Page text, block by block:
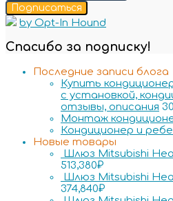
Подписаться
by Opt-In Hound
Спасибо за подписку!
Последние записи блога
Купить
с установкой,
отзывы, описания
Монтаж
Кондиционер и
Новые товары
Шлюз Mitsubishi
513,380₽
Шлюз Mitsubishi
374,840₽